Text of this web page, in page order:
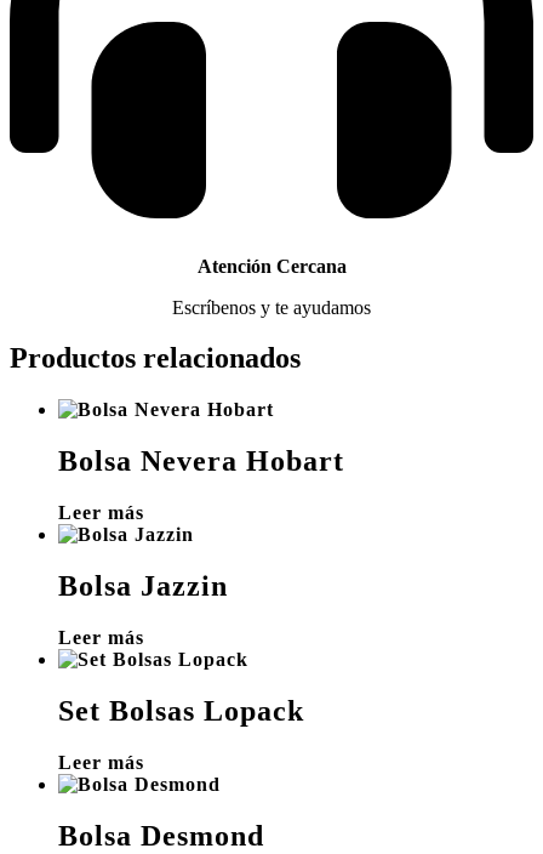
Atención Cercana
Escríbenos y te ayudamos
Productos relacionados
Bolsa Nevera Hobart
Leer más
Bolsa Jazzin
Leer más
Set Bolsas Lopack
Leer más
Bolsa Desmond